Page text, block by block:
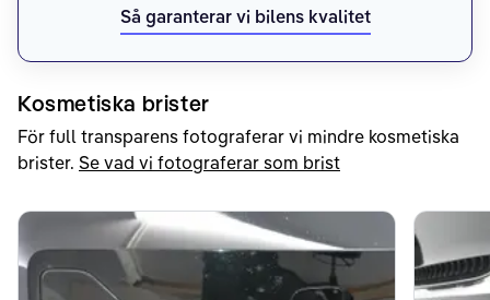
Så garanterar vi bilens kvalitet
Kosmetiska brister
För full transparens fotograferar vi mindre kosmetiska
brister. Se vad vi fotograferar som brist